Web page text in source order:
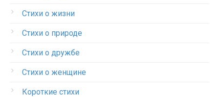
Стихи о жизни
Стихи о природе
Стихи о дружбе
Стихи о женщине
Короткие стихи